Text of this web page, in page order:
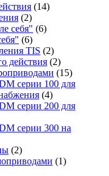
(14)
(2)
себя" (6)
(6)
TIS (2)
действия (2)
(15)
серии 100 для
(4)
серии 200 для
серии 300 на
(2)
(1)